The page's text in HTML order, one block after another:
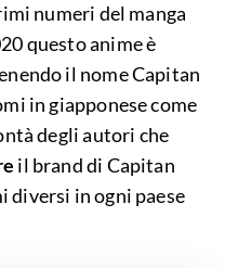
numeri del manga
questo anime è
il nome Capitan
in giapponese come
degli autori che
il brand di Capitan
diversi in ogni paese